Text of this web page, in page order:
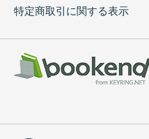
特定商取引に関する表示